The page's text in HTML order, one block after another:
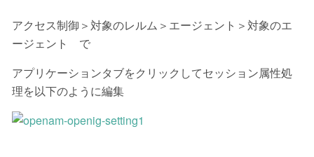
アクセス制御＞対象のレルム＞エージェント＞対象のエ
ージェント で
アプリケーションタブをクリックしてセッション属性処
理を以下のように編集